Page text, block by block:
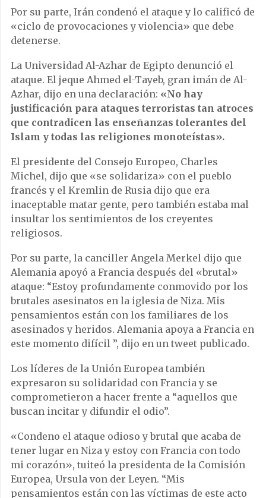
Por su parte, Irán condenó el ataque y lo calificó de
«ciclo de provocaciones y violencia» que debe
detenerse.
La Universidad Al-Azhar de Egipto denunció el
ataque. El jeque Ahmed el-Tayeb, gran imán de Al-
Azhar, dijo en una declaración: «No hay
justificación para ataques terroristas tan atroces
que contradicen las enseñanzas tolerantes del
Islam y todas las religiones monoteístas».
El presidente del Consejo Europeo, Charles
Michel, dijo que «se solidariza» con el pueblo
francés y el Kremlin de Rusia dijo que era
inaceptable matar gente, pero también estaba mal
insultar los sentimientos de los creyentes
religiosos.
Por su parte, la canciller Angela Merkel dijo que
Alemania apoyó a Francia después del «brutal»
ataque: “Estoy profundamente conmovido por los
brutales asesinatos en la iglesia de Niza. Mis
pensamientos están con los familiares de los
asesinados y heridos. Alemania apoya a Francia en
este momento difícil ”, dijo en un tweet publicado.
Los líderes de la Unión Europea también
expresaron su solidaridad con Francia y se
comprometieron a hacer frente a “aquellos que
buscan incitar y difundir el odio”.
«Condeno el ataque odioso y brutal que acaba de
tener lugar en Niza y estoy con Francia con todo
mi corazón», tuiteó la presidenta de la Comisión
Europea, Ursula von der Leyen. “Mis
pensamientos están con las víctimas de este acto